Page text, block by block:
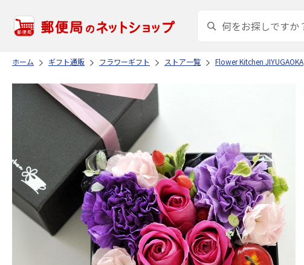
ホーム ギフト通販 フラワーギフト ストア一覧 Flower Kitchen JIYUGAOKA